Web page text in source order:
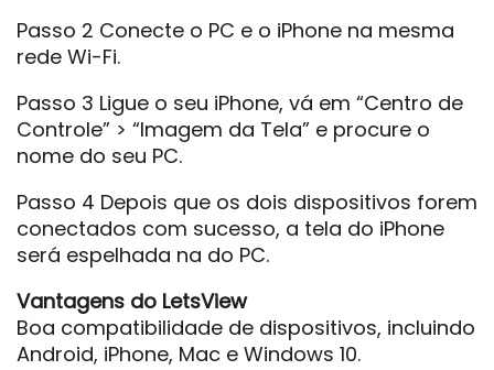
Passo 2 Conecte o PC e o iPhone na mesma
rede Wi-Fi.
Passo 3 Ligue o seu iPhone, vá em “Centro de
Controle” > “Imagem da Tela” e procure o
nome do seu PC.
Passo 4 Depois que os dois dispositivos forem
conectados com sucesso, a tela do iPhone
será espelhada na do PC.
Vantagens do LetsView
Boa compatibilidade de dispositivos, incluindo
Android, iPhone, Mac e Windows 10.